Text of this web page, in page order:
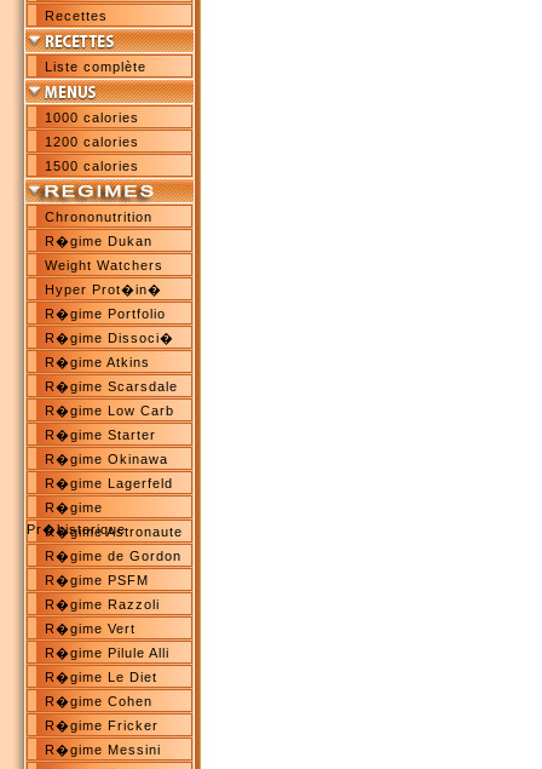
Recettes
Liste complète
1000 calories
1200 calories
1500 calories
Chrononutrition
R�gime Dukan
Weight Watchers
Hyper Prot�in�
R�gime Portfolio
R�gime Dissoci�
R�gime Atkins
R�gime Scarsdale
R�gime Low Carb
R�gime Starter
R�gime Okinawa
R�gime Lagerfeld
R�gime
Pr�historique
R�gime Astronaute
R�gime de Gordon
R�gime PSFM
R�gime Razzoli
R�gime Vert
R�gime Pilule Alli
R�gime Le Diet
R�gime Cohen
R�gime Fricker
R�gime Messini